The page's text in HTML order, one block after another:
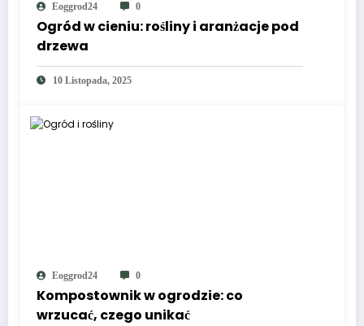
Eoggrod24 0
Ogród w cieniu: rośliny i aranżacje pod
drzewa
10 Listopada, 2025
Eoggrod24 0
Kompostownik w ogrodzie: co
wrzucać, czego unikać